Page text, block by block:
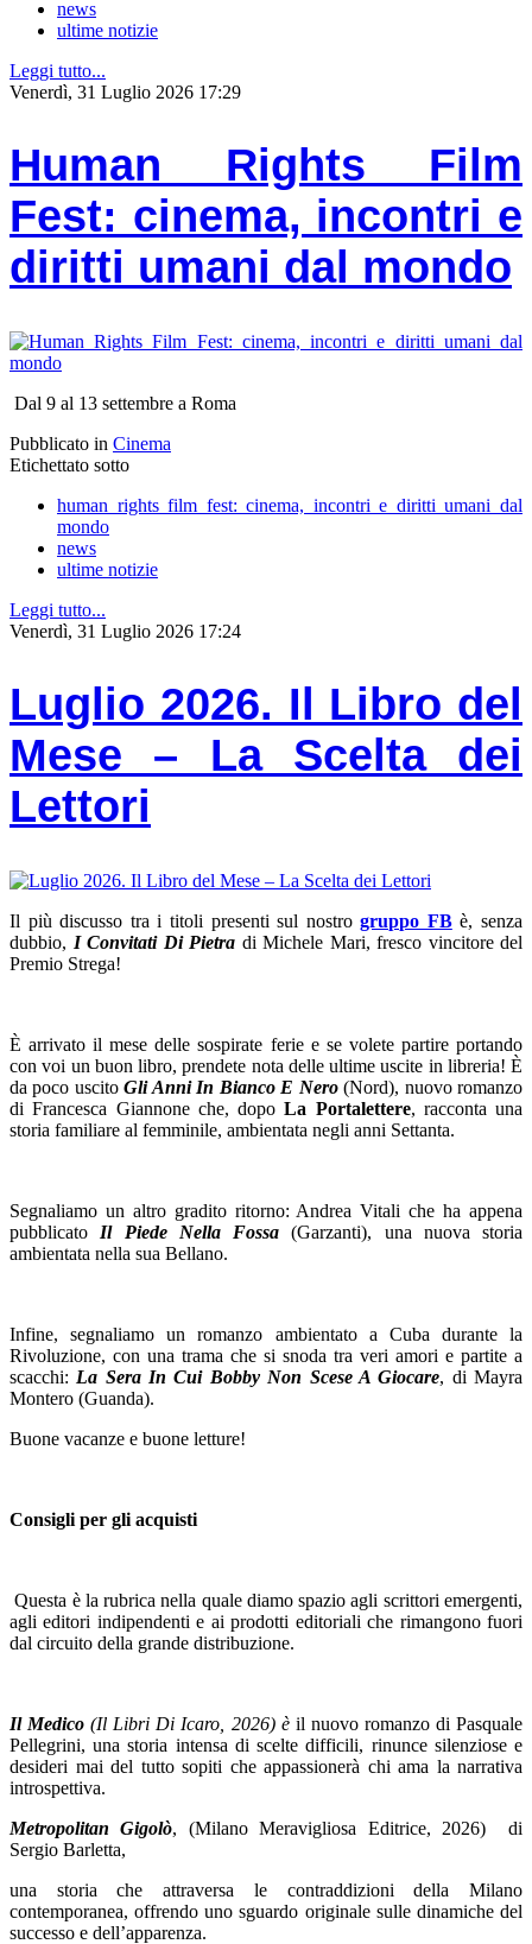
news
ultime notizie
Leggi tutto...
Venerdì, 31 Luglio 2026 17:29
Human Rights Film
Fest: cinema, incontri e
diritti umani dal mondo
Dal 9 al 13 settembre a Roma
Pubblicato in Cinema
Etichettato sotto
human rights film fest: cinema, incontri e diritti umani dal
mondo
news
ultime notizie
Leggi tutto...
Venerdì, 31 Luglio 2026 17:24
Luglio 2026. Il Libro del
Mese – La Scelta dei
Lettori
Il più discusso tra i titoli presenti sul nostrogruppo FBè, senza
dubbio, I Convitati Di Pietra di Michele Mari, fresco vincitore del
Premio Strega!
È arrivato il mese delle sospirate ferie e se volete partire portando
con voi un buon libro, prendete nota delle ultime uscite in libreria! È
da poco uscitoGli Anni In Bianco E Nero(Nord), nuovo romanzo
di Francesca Giannone che, dopoLa Portalettere, racconta una
storia familiare al femminile, ambientata negli anni Settanta.
Segnaliamo un altro gradito ritorno: Andrea Vitali che ha appena
pubblicato Il Piede Nella Fossa (Garzanti), una nuova storia
ambientata nella sua Bellano.
Infine, segnaliamo un romanzo ambientato a Cuba durante la
Rivoluzione, con una trama che si snoda tra veri amori e partite a
scacchi: La Sera In Cui Bobby Non Scese A Giocare, di Mayra
Montero (Guanda).
Buone vacanze e buone letture!
Consigli per gli acquisti
Questa è la rubrica nella quale diamo spazio agli scrittori emergenti,
agli editori indipendenti e ai prodotti editoriali che rimangono fuori
dal circuito della grande distribuzione.
Il Medico (Il Libri Di Icaro, 2026) è il nuovo romanzo di Pasquale
Pellegrini, una storia intensa di scelte difficili, rinunce silenziose e
desideri mai del tutto sopiti che appassionerà chi ama la narrativa
introspettiva.
Metropolitan Gigolò, (Milano Meravigliosa Editrice, 2026) di
Sergio Barletta,
una storia che attraversa le contraddizioni della Milano
contemporanea, offrendo uno sguardo originale sulle dinamiche del
successo e dell’apparenza.